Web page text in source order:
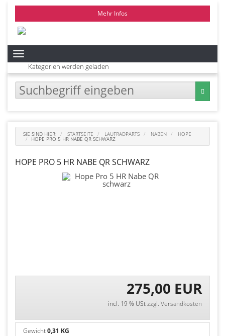
Mehr Infos
Kategorien werden geladen
SIE SIND HIER: STARTSEITE LAUFRADPARTS NABEN HOPE
HOPE PRO 5 HR NABE QR SCHWARZ
HOPE PRO 5 HR NABE QR SCHWARZ
275,00 EUR
incl. 19 % UStzzgl. Versandkosten
Gewicht0,31 KG